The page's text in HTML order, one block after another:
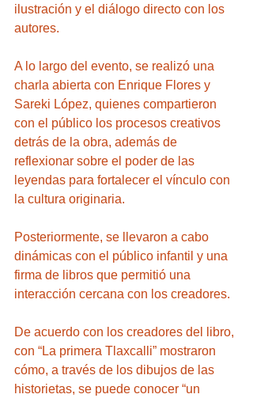
ilustración y el diálogo directo con los
autores.
A lo largo del evento, se realizó una
charla abierta con Enrique Flores y
Sareki López, quienes compartieron
con el público los procesos creativos
detrás de la obra, además de
reflexionar sobre el poder de las
leyendas para fortalecer el vínculo con
la cultura originaria.
Posteriormente, se llevaron a cabo
dinámicas con el público infantil y una
firma de libros que permitió una
interacción cercana con los creadores.
De acuerdo con los creadores del libro,
con “La primera Tlaxcalli” mostraron
cómo, a través de los dibujos de las
historietas, se puede conocer “un